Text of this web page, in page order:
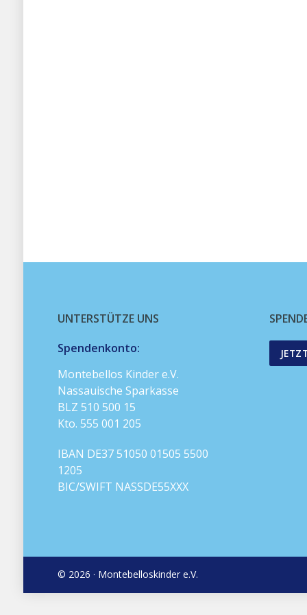
UNTERSTÜTZE UNS
Spendenkonto:
Montebellos Kinder e.V.
Nassauische Sparkasse
BLZ 510 500 15
Kto. 555 001 205
IBAN DE37 51050 01505 5500
1205
BIC/SWIFT NASSDE55XXX
© 2026 · Montebelloskinder e.V.